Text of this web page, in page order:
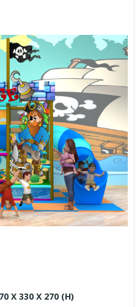
X 330 X 270 (H)